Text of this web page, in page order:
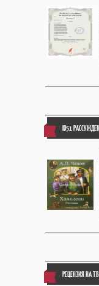
ID51
РЕЦЕНЗИЯ НА